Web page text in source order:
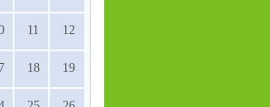
11 12
18 19